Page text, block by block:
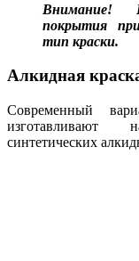
Внимание!
покрытия
тип краски.
Алкидная
Современный
изготавливают
синтетических